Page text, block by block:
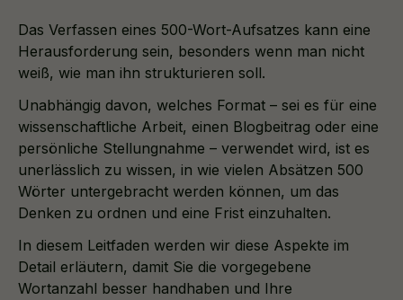
Das Verfassen eines 500-Wort-Aufsatzes kann eine
Herausforderung sein, besonders wenn man nicht
weiß, wie man ihn strukturieren soll.
Unabhängig davon, welches Format – sei es für eine
wissenschaftliche Arbeit, einen Blogbeitrag oder eine
persönliche Stellungnahme – verwendet wird, ist es
unerlässlich zu wissen, in wie vielen Absätzen 500
Wörter untergebracht werden können, um das
Denken zu ordnen und eine Frist einzuhalten.
In diesem Leitfaden werden wir diese Aspekte im
Detail erläutern, damit Sie die vorgegebene
Wortanzahl besser handhaben und Ihre